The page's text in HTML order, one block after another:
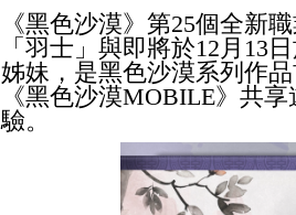
《黑色沙漠》第25個全新
「羽士」與即將於12月 13
姊妹，是黑色沙漠系列作
《黑色沙漠MOBILE》共享
驗。